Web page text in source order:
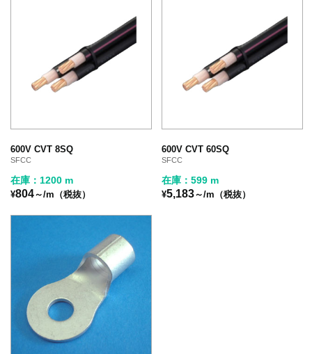
600V CVT 8SQ
SFCC
在庫：1200 m
¥804～/m（税抜）
600V CVT 60SQ
SFCC
在庫：599 m
¥5,183～/m（税抜）